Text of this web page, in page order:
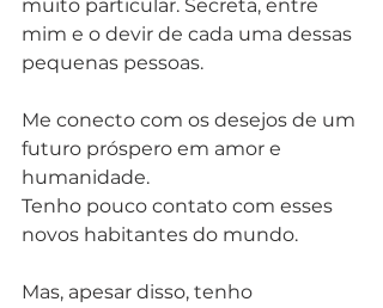
muito particular. Secreta, entre
mim e o devir de cada uma dessas
pequenas pessoas.
Me conecto com os desejos de um
futuro próspero em amor e
humanidade.
Tenho pouco contato com esses
novos habitantes do mundo.
Mas, apesar disso, tenho